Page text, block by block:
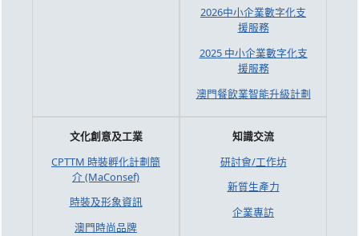
2026中小企業數字化支
援服務
2025 中小企業數字化支
援服務
澳門餐飲業智能升級計劃
文化創意及工業
CPTTM 時裝孵化計劃簡
介 (MaConsef)
時裝及形象資訊
澳門時尚品牌
知識交流
研討會/工作坊
新質生產力
企業專訪